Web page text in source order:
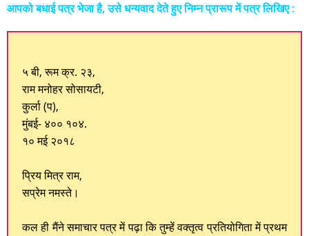
आपको बधाई पत्र भेजा है, उसे धन्यवाद देते हुए निम्‍न प्रारूप में पत्र लिखिए :
५ बी, रूम क्र. २३,
राम मनोहर सोसायटी,
कुर्ला (प),
मुंबई- ४०० १०४.
१० मई २०१८
प्रिय मित्र राम,
सप्रेम नमस्ते।
कल ही मैंने समाचार पत्र में पढ़ा कि तुम्हें वक्तृत्व प्रतियोगिता में प्रथम